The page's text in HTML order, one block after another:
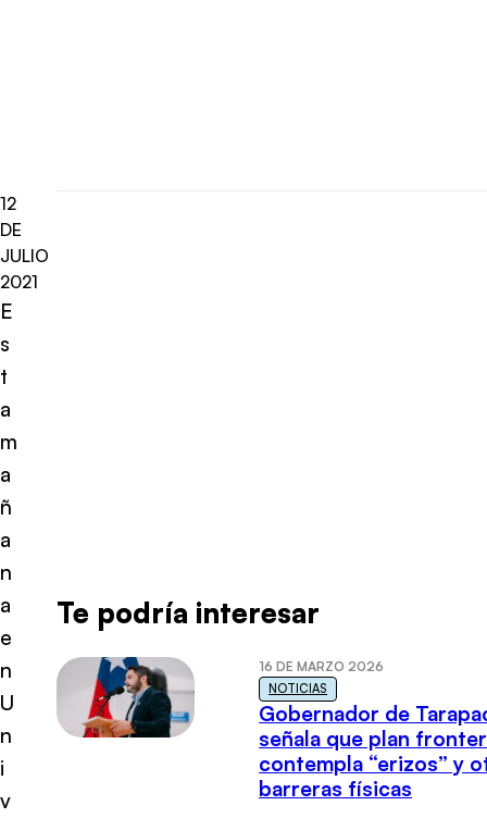
12
DE
JULIO
2021
E
s
t
a
m
a
ñ
a
n
a
e
n
U
n
i
v
Te podría interesar
16 DE MARZO 2026
NOTICIAS
Gobernador de
señala que plan
contempla “erizos” y
barreras físicas